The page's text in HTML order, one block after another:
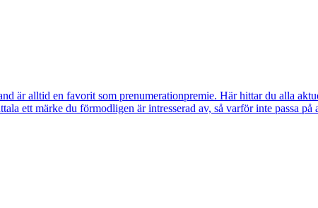
är alltid en favorit som prenumerationpremie. Här hittar du alla
ett märke du förmodligen är intresserad av, så varför inte passa